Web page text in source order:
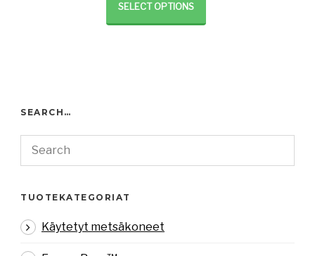
SELECT OPTIONS
SEARCH…
TUOTEKATEGORIAT
Käytetyt metsäkoneet